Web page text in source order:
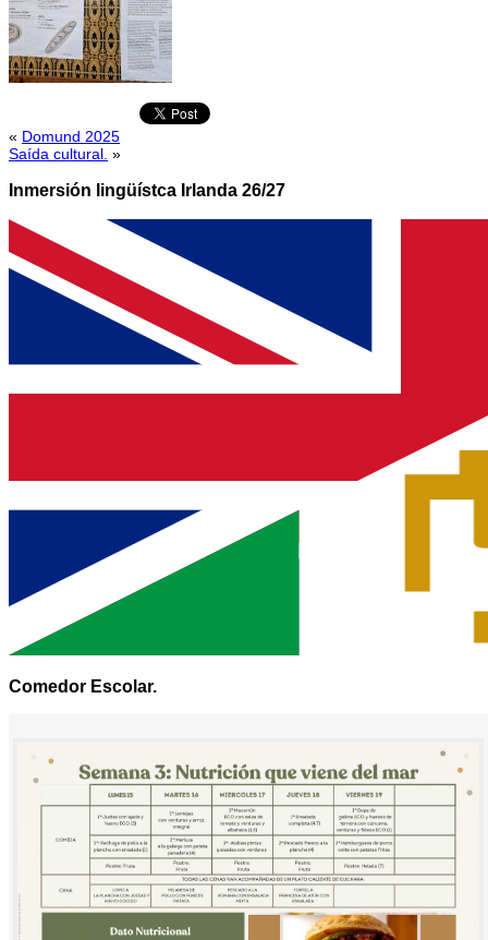
« Domund 2025
Saída cultural. »
Inmersión lingüístca Irlanda 26/27
Comedor Escolar.